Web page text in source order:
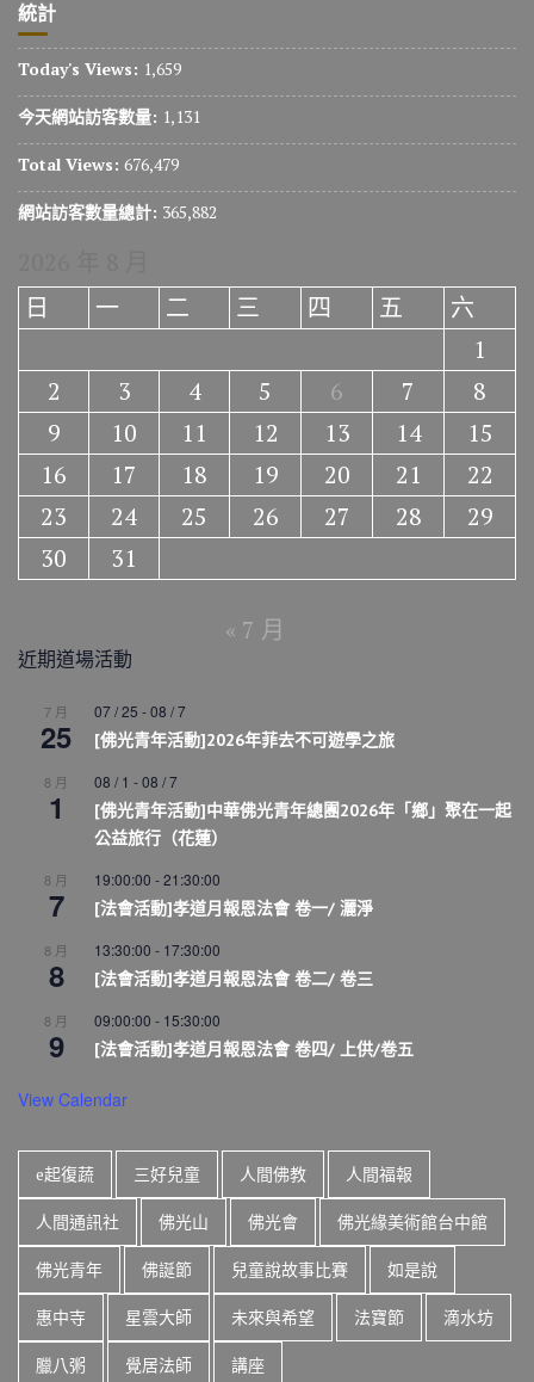
統計
Today's Views: 1,659
今天網站訪客數量: 1,131
Total Views: 676,479
網站訪客數量總計: 365,882
日
一 二 三 四 五
六
1
2
3 4 5 6 7
8
9
10 11 12 13 14
15
16
17 18 19 20 21
22
23
24 25 26 27 28
29
30
31
« 7 月
近期道場活動
7 月
25
07 / 25 -08 / 7
[佛光青年活動]2026年菲去不可遊學之旅
8 月
1
08 / 1 -08 / 7
[佛光青年活動]中華佛光青年總團2026年「鄉」聚在一起
公益旅行（花蓮）
8 月
7
19:00:00 -21:30:00
[法會活動]孝道月報恩法會 卷一/ 灑淨
8 月
8
13:30:00 - 17:30:00
[法會活動]孝道月報恩法會 卷二/ 卷三
8 月
9
09:00:00 - 15:30:00
[法會活動]孝道月報恩法會 卷四/ 上供/卷五
View Calendar
e起復蔬 三好兒童 人間佛教 人間福報
人間通訊社 佛光山 佛光會 佛光緣美術館台中館
佛光青年 佛誕節 兒童說故事比賽 如是說
惠中寺 星雲大師 未來與希望 法寶節 滴水坊
臘八粥 覺居法師 講座